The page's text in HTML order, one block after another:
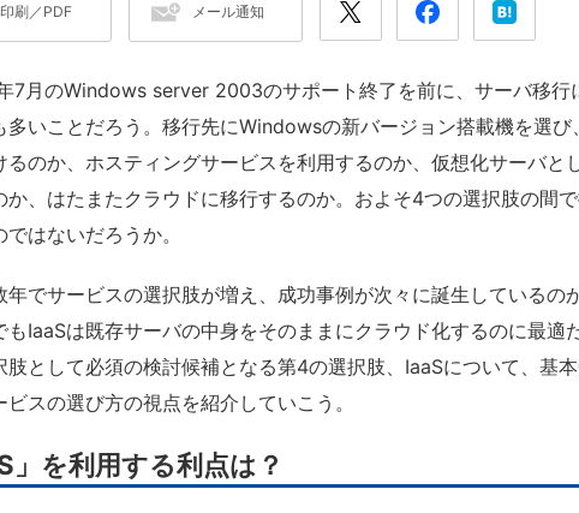
印刷／PDF メール通知
7月のWindows server 2003のサポート終了を前に、サーバ移行
多いことだろう。移行先にWindowsの新バージョン搭載機を選び
るのか、ホスティングサービスを利用するのか、仮想化サーバと
か、はたまたクラウドに移行するのか。およそ4つの選択肢の間
ではないだろうか。
でサービスの選択肢が増え、成功事例が次々に誕生しているの
もIaaSは既存サーバの中身をそのままにクラウド化するのに最適
肢として必須の検討候補となる第4の選択肢、IaaSについて、基
ビスの選び方の視点を紹介していこう。
」を利用する利点は？